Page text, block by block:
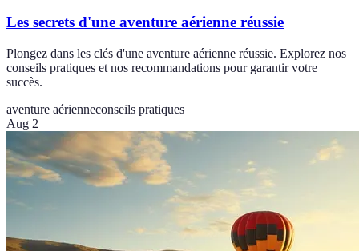
Les secrets d'une aventure aérienne réussie
Plongez dans les clés d'une aventure aérienne réussie. Explorez nos
conseils pratiques et nos recommandations pour garantir votre
succès.
aventure aérienneconseils pratiques
Aug 2